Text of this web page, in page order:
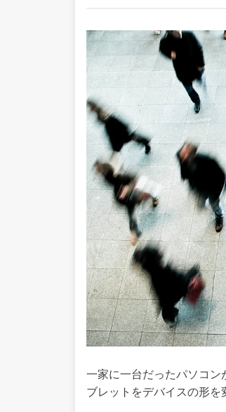
一家に一台だったパソコン
ブレットをデバイスの形を